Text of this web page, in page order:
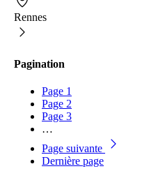
Rennes
Pagination
Page 1
Page 2
Page 3
…
Page suivante
Dernière page